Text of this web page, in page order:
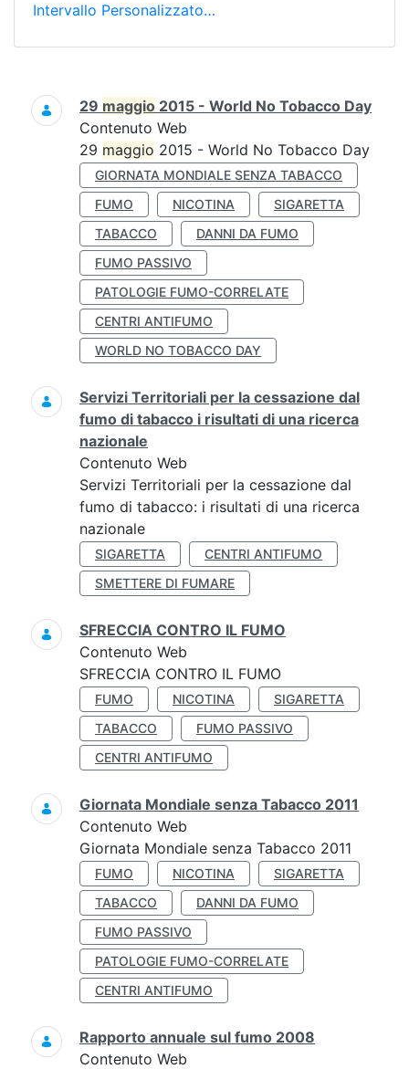
Intervallo Personalizzato…
Ricerca
29 maggio 2015 - World No Tobacco Day
Contenuto Web
29 maggio 2015 - World No Tobacco Day
GIORNATA MONDIALE SENZA TABACCO
FUMO
NICOTINA
SIGARETTA
TABACCO
DANNI DA FUMO
FUMO PASSIVO
PATOLOGIE FUMO-CORRELATE
CENTRI ANTIFUMO
WORLD NO TOBACCO DAY
Servizi Territoriali per la cessazione dal
fumo di tabacco i risultati di una ricerca
nazionale
Contenuto Web
Servizi Territoriali per la cessazione dal
fumo di tabacco: i risultati di una ricerca
nazionale
SIGARETTA
CENTRI ANTIFUMO
SMETTERE DI FUMARE
SFRECCIA CONTRO IL FUMO
Contenuto Web
SFRECCIA CONTRO IL FUMO
FUMO NICOTINA
SIGARETTA
TABACCO
FUMO PASSIVO
CENTRI ANTIFUMO
Giornata Mondiale senza Tabacco 2011
Contenuto Web
Giornata Mondiale senza Tabacco 2011
FUMO NICOTINA
SIGARETTA
TABACCO
DANNI DA FUMO
FUMO PASSIVO
PATOLOGIE FUMO-CORRELATE
CENTRI ANTIFUMO
Rapporto annuale sul fumo 2008
Contenuto Web